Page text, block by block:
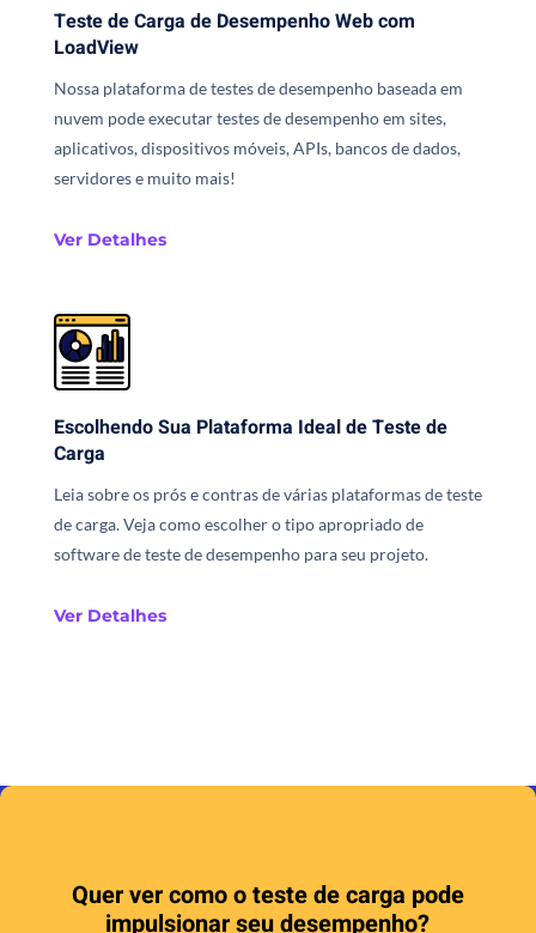
Teste de Carga de Desempenho Web com
LoadView
Nossa plataforma de testes de desempenho baseada em
nuvem pode executar testes de desempenho em sites,
aplicativos, dispositivos móveis, APIs, bancos de dados,
servidores e muito mais!
Ver Detalhes
Escolhendo Sua Plataforma Ideal de Teste de
Carga
Leia sobre os prós e contras de várias plataformas de teste
de carga. Veja como escolher o tipo apropriado de
software de teste de desempenho para seu projeto.
Ver Detalhes
Quer ver como o teste de carga pode
impulsionar seu desempenho?